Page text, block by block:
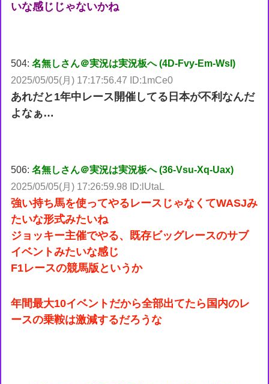
いな感じじゃないかね
504:名無しさん＠実況は実況板へ (4D-Fvy-Em-WsI)
2025/05/05(月) 17:17:56.47 ID:1mCe0
あれだと1年中レース開催してる日本が不利なんだ
よなぁ…
506:名無しさん＠実況は実況板へ (36-Vsu-Xq-Uax)
2025/05/05(月) 17:26:59.98 ID:lUtaL
強い持ち馬を使ってやるレースじゃなくてWASJみ
たいな形式みたいね
ジョッキー主催でやる、既存ビッグレースのサブ
イベントみたいな感じ
F1レースの競馬版というか
年間最大10イベントだから全部出てたら国内のレ
ースの乗鞍は激減するだろうな